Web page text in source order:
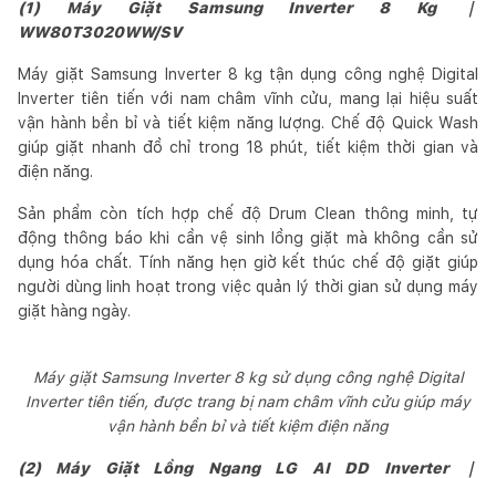
(1) Máy Giặt Samsung Inverter 8 Kg ｜
WW80T3020WW/SV
Máy giặt Samsung Inverter 8 kg tận dụng công nghệ Digital
Inverter tiên tiến với nam châm vĩnh cửu, mang lại hiệu suất
vận hành bền bỉ và tiết kiệm năng lượng. Chế độ Quick Wash
giúp giặt nhanh đồ chỉ trong 18 phút, tiết kiệm thời gian và
điện năng.
Sản phẩm còn tích hợp chế độ Drum Clean thông minh, tự
động thông báo khi cần vệ sinh lồng giặt mà không cần sử
dụng hóa chất. Tính năng hẹn giờ kết thúc chế độ giặt giúp
người dùng linh hoạt trong việc quản lý thời gian sử dụng máy
giặt hàng ngày.
Máy giặt Samsung Inverter 8 kg sử dụng công nghệ Digital
Inverter tiên tiến, được trang bị nam châm vĩnh cửu giúp máy
vận hành bền bỉ và tiết kiệm điện năng
(2) Máy Giặt Lồng Ngang LG AI DD Inverter ｜